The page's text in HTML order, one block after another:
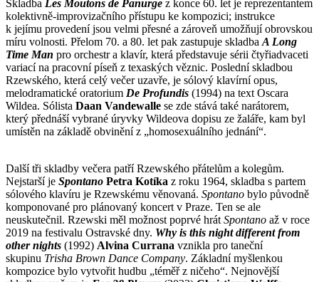
Skladba Les Moutons de Panurge z konce 60. let je reprezentantem
kolektivně-improvizačního přístupu ke kompozici; instrukce
k jejímu provedení jsou velmi přesné a zároveň umožňují obrovskou
míru volnosti. Přelom 70. a 80. let pak zastupuje skladbaA Long
Time Man pro orchestr a klavír, která představuje sérii čtyřiadvaceti
variací na pracovní píseň z texaských věznic. Poslední skladbou
Rzewského, která celý večer uzavře, je sólový klavírní opus,
melodramatické oratorium De Profundis (1994) na text Oscara
Wildea. Sólista Daan Vandewalle se zde stává také narátorem,
který přednáší vybrané úryvky Wildeova dopisu ze žaláře, kam byl
umístěn na základě obvinění z „homosexuálního jednání“.
Další tři skladby večera patří Rzewského přátelům a kolegům.
Nejstarší je Spontano Petra Kotíka z roku 1964, skladba s partem
sólového klavíru je Rzewskému věnovaná. Spontano bylo původně
komponované pro plánovaný koncert v Praze. Ten se ale
neuskutečnil. Rzewski měl možnost poprvé hrátSpontano až v roce
2019 na festivalu Ostravské dny. Why is this night different from
other nights (1992) Alvina Currana vznikla pro taneční
skupinu Trisha Brown Dance Company. Základní myšlenkou
kompozice bylo vytvořit hudbu „téměř z ničeho“. Nejnovější